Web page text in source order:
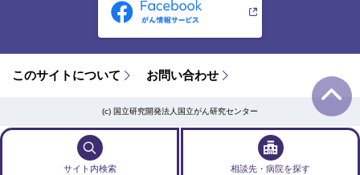
(c) 国立研究開発法人国立がん研究センター
このサイトについて お問い合わせ
サイト内検索 相談先・病院を探す